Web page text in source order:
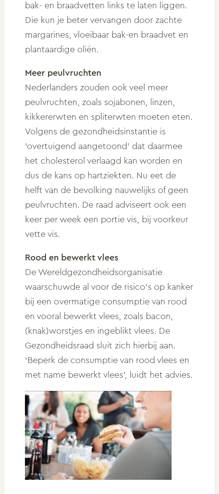
bak- en braadvetten links te laten liggen.
Die kun je beter vervangen door zachte
margarines, vloeibaar bak-en braadvet en
plantaardige oliën.
Meer peulvruchten
Nederlanders zouden ook veel meer
peulvruchten, zoals sojabonen, linzen,
kikkererwten en spliterwten moeten eten.
Volgens de gezondheidsinstantie is
‘overtuigend aangetoond’ dat daarmee
het cholesterol verlaagd kan worden en
dus de kans op hartziekten. Nu eet de
helft van de bevolking nauwelijks of geen
peulvruchten. De raad adviseert ook een
keer per week een portie vis, bij voorkeur
vette vis.
Rood en bewerkt vlees
De Wereldgezondheidsorganisatie
waarschuwde al voor de risico’s op kanker
bij een overmatige consumptie van rood
en vooral bewerkt vlees, zoals bacon,
(knak)worstjes en ingeblikt vlees. De
Gezondheidsraad sluit zich hierbij aan.
‘Beperk de consumptie van rood vlees en
met name bewerkt vlees’, luidt het advies.